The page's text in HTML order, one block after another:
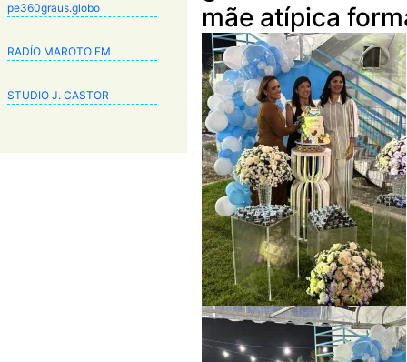
pe360graus.globo
RADÍO MAROTO FM
STUDIO J. CASTOR
mãe atípica